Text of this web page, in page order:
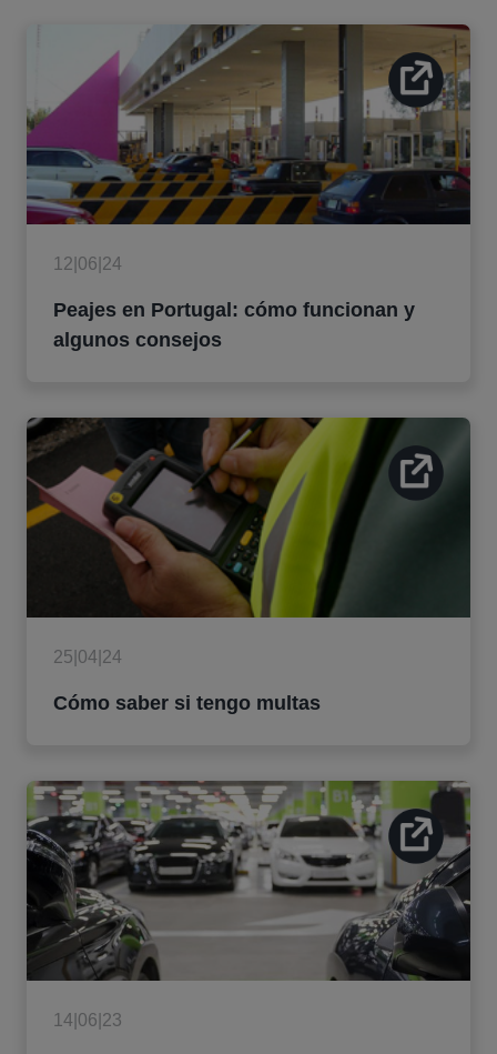
12|06|24
Peajes en Portugal: cómo funcionan y
algunos consejos
25|04|24
Cómo saber si tengo multas
14|06|23